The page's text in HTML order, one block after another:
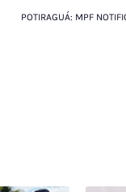
POTIRAGUÁ: MPF